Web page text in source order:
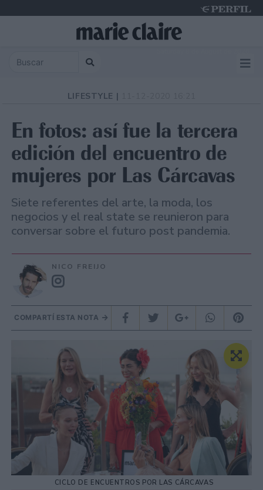
LIFESTYLE |
En fotos: así fue la tercera
edición del encuentro de
mujeres por Las Cárcavas
Siete referentes del arte, la moda, los
negocios y el real state se reunieron para
conversar sobre el futuro post pandemia.
NICO FREIJO
COMPARTÍ ESTA NOTA
CICLO DE ENCUENTROS POR LAS CÁRCAVAS